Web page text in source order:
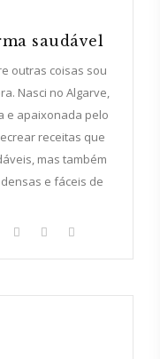
saudável
outras coisas sou
Nasci no Algarve,
e apaixonada pelo
receitas que
mas também
e fáceis de